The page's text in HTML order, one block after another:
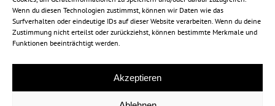
Wenn du diesen Technologien zustimmst, können wir Daten wie das
Surfverhalten oder eindeutige IDs auf dieser Website verarbeiten. Wenn du deine
Zustimmung nicht erteilst oder zurückziehst, können bestimmte Merkmale und
Funktionen beeinträchtigt werden.
Akzeptieren